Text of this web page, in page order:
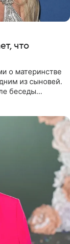
что
о материнстве
из сыновей.
беседы